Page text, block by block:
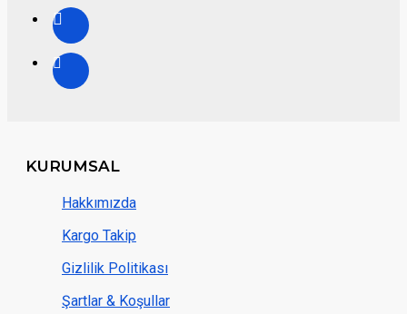
KURUMSAL
Hakkımızda
Kargo Takip
Gizlilik Politikası
Şartlar & Koşullar